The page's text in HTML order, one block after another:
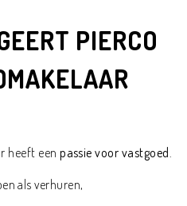
PIERCO
heeft eenpassie voor vastgoed
als verhuren,